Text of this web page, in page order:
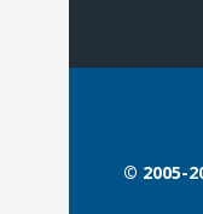
© 2005-